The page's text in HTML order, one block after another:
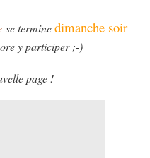
se terminedimanche soir
y participer ;-)
page !